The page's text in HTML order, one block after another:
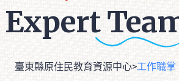
物典藏
東縣原住民族人口統計
計資料
民族教育輔導團成果
Expert
臺東縣原住民教育資源中心>工作職掌